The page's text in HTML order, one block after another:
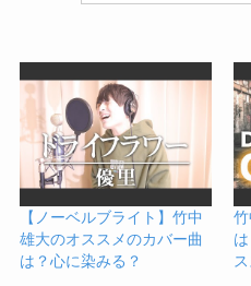
【ノーベルブライト】竹中
雄大のオススメのカバー曲
は？心に染みる？